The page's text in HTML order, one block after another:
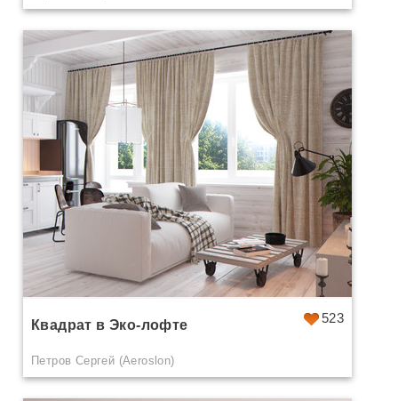
523
Квадрат в Эко-лофте
Петров Сергей (Aeroslon)